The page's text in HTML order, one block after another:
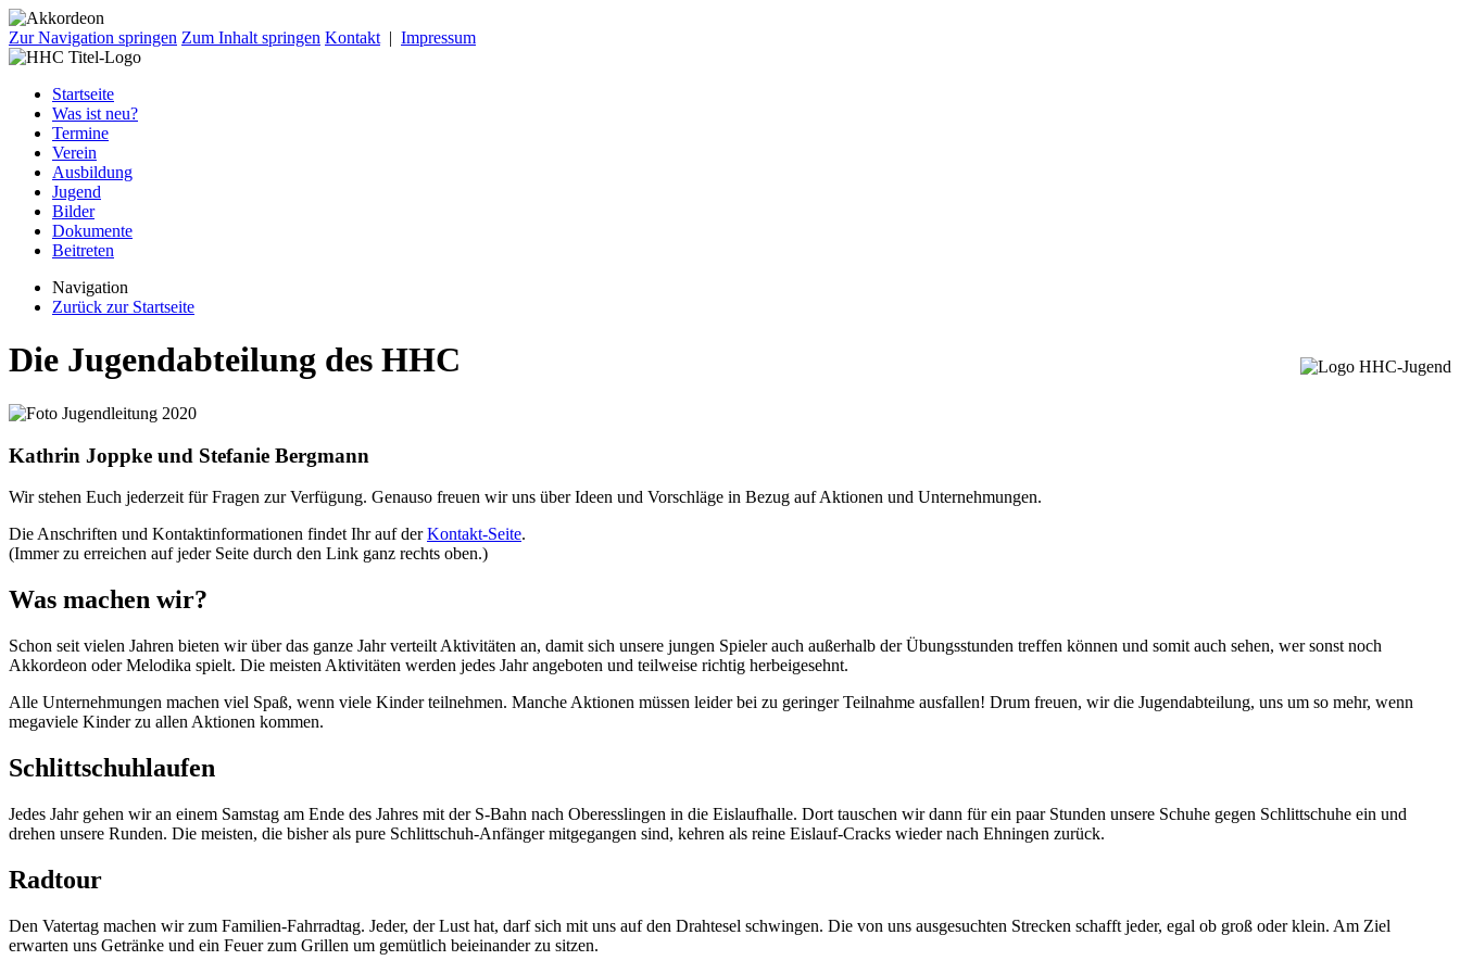
Zur Navigation springen Zum Inhalt springen Kontakt | Impressum
Startseite
Was ist neu?
Termine
Verein
Ausbildung
Jugend
Bilder
Dokumente
Beitreten
Navigation
Zurück zur Startseite
Die Jugendabteilung des HHC
Kathrin Joppke und Stefanie Bergmann
Wir stehen Euch jederzeit für Fragen zur Verfügung. Genauso freuen wir uns über Ideen und Vorschläge in Bezug auf Aktionen und Unternehmungen.
Die Anschriften und Kontaktinformationen findet Ihr auf derKontakt-Seite.
(Immer zu erreichen auf jeder Seite durch den Link ganz rechts oben.)
Was machen wir?
Schon seit vielen Jahren bieten wir über das ganze Jahr verteilt Aktivitäten an, damit sich unsere jungen Spieler auch außerhalb der Übungsstunden treffen können und somit auch sehen, wer sonst noch
Akkordeon oder Melodika spielt. Die meisten Aktivitäten werden jedes Jahr angeboten und teilweise richtig herbeigesehnt.
Alle Unternehmungen machen viel Spaß, wenn viele Kinder teilnehmen. Manche Aktionen müssen leider bei zu geringer Teilnahme ausfallen! Drum freuen, wir die Jugendabteilung, uns um so mehr, wenn
megaviele Kinder zu allen Aktionen kommen.
Schlittschuhlaufen
Jedes Jahr gehen wir an einem Samstag am Ende des Jahres mit der S-Bahn nach Oberesslingen in die Eislaufhalle. Dort tauschen wir dann für ein paar Stunden unsere Schuhe gegen Schlittschuhe ein und
drehen unsere Runden. Die meisten, die bisher als pure Schlittschuh-Anfänger mitgegangen sind, kehren als reine Eislauf-Cracks wieder nach Ehningen zurück.
Radtour
Den Vatertag machen wir zum Familien-Fahrradtag. Jeder, der Lust hat, darf sich mit uns auf den Drahtesel schwingen. Die von uns ausgesuchten Strecken schafft jeder, egal ob groß oder klein. Am Ziel
erwarten uns Getränke und ein Feuer zum Grillen um gemütlich beieinander zu sitzen.